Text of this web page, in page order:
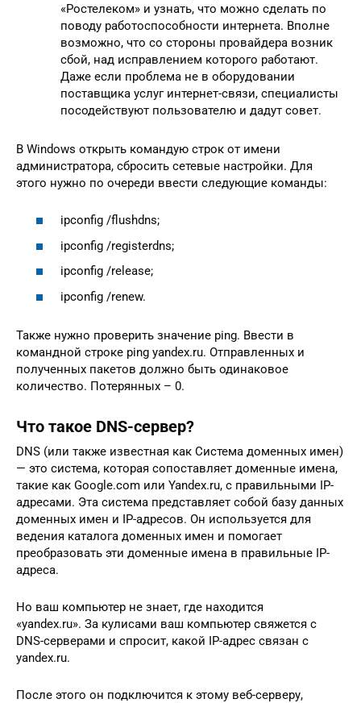
«Ростелеком» и узнать, что можно сделать по
поводу работоспособности интернета. Вполне
возможно, что со стороны провайдера возник
сбой, над исправлением которого работают.
Даже если проблема не в оборудовании
поставщика услуг интернет-связи, специалисты
посодействуют пользователю и дадут совет.
В Windows открыть командую строк от имени
администратора, сбросить сетевые настройки. Для
этого нужно по очереди ввести следующие команды:
ipconfig /flushdns;
ipconfig /registerdns;
ipconfig /release;
ipconfig /renew.
Также нужно проверить значение ping. Ввести в
командной строке ping yandex.ru. Отправленных и
полученных пакетов должно быть одинаковое
количество. Потерянных – 0.
Что такое DNS-сервер?
DNS (или также известная как Система доменных имен)
— это система, которая сопоставляет доменные имена,
такие как Google.com или Yandex.ru, с правильными IP-
адресами. Эта система представляет собой базу данных
доменных имен и IP-адресов. Он используется для
ведения каталога доменных имен и помогает
преобразовать эти доменные имена в правильные IP-
адреса.
Но ваш компьютер не знает, где находится
«yandex.ru». За кулисами ваш компьютер свяжется с
DNS-серверами и спросит, какой IP-адрес связан с
yandex.ru.
После этого он подключится к этому веб-серверу,